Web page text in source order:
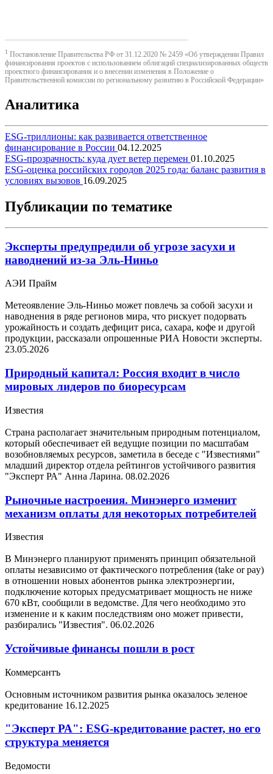
1 Постановление Правительства РФ от 31.12.2020 № 2459 «Об утверждении Правил
финансирования проектов с использованием облигаций специализированных обществ
проектного финансирования и о внесении изменения в Положение о
Правительственной комиссии по региональному развитию в Российской Федерации»
Аналитика
ESG-триллионы: как развивается ответственное
финансирование в России 04.12.2025
ESG-прозрачность: куда дует ветер перемен 01.10.2025
ESG-оценка российских городов 2025 года: баланс развития в
условиях вызовов 16.09.2025
Публикации по тематике
Эксперты предупредили об угрозе засухи и
наводнений из-за Эль-Ниньо
АЭИ Прайм
Метеоявление Эль-Ниньо может повлечь за собой засухи и
наводнения в ряде регионов мира, что рискует подорвать
урожайность и создать дефицит риса, сахара, кофе и другой
продукции, рассказали опрошенные РИА Новости эксперты.
23.05.2026
Природный капитал: Россия входит в число
мировых лидеров по биоресурсам
Известия
Страна располагает значительным природным потенциалом,
который обеспечивает ей ведущие позиции по масштабам
возобновляемых ресурсов, заметила в беседе с "Известиями"
младший директор отдела рейтингов устойчивого развития
"Эксперт РА" Анна Ларина. 08.02.2026
Рыночные настроения. Минэнерго изменит
механизм оплаты для некоторых потребителей
Известия
В Минэнерго планируют применять принцип обязательной
оплаты независимо от фактического потребления (take or pay)
в отношении новых абонентов рынка электроэнергии,
подключение которых предусматривает мощность не ниже
670 кВт, сообщили в ведомстве. Для чего необходимо это
изменение и к каким последствиям оно может привести,
разбирались "Известия". 06.02.2026
Устойчивые финансы пошли в рост
Коммерсантъ
Основным источником развития рынка оказалось зеленое
кредитование 16.12.2025
"Эксперт РА": ESG-кредитование растет, но его
структура меняется
Ведомости